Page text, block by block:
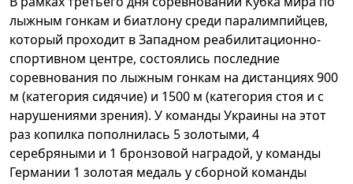
лыжным гонкам и биатлону среди паралимпийцев,
который проходит в Западном реабилитационно-
спортивном центре, состоялись последние
соревнования по лыжным гонкам на дистанциях 900
м (категория сидячие) и 1500 м (категория стоя и с
нарушениями зрения). У команды Украины на этот
раз копилка пополнилась 5 золотыми, 4
серебряными и 1 бронзовой наградой, у команды
Германии 1 золотая медаль у сборной команды